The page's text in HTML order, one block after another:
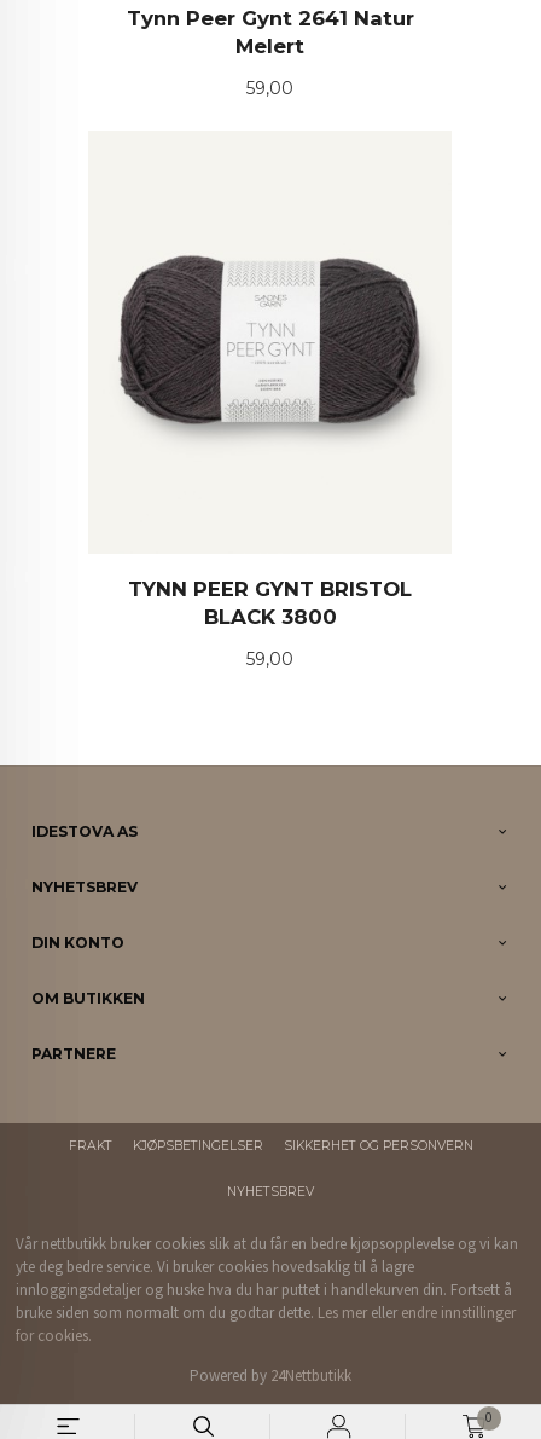
0
Tynn Peer Gynt 2641 Natur
Melert
Pris
59,00
TYNN PEER GYNT BRISTOL
BLACK 3800
Pris
59,00
IDESTOVA AS
NYHETSBREV
DIN KONTO
OM BUTIKKEN
PARTNERE
FRAKT KJØPSBETINGELSER SIKKERHET OG PERSONVERN
NYHETSBREV
Vår nettbutikk bruker cookies slik at du får en bedre kjøpsopplevelse og vi kan
yte deg bedre service. Vi bruker cookies hovedsaklig til å lagre
innloggingsdetaljer og huske hva du har puttet i handlekurven din. Fortsett å
bruke siden som normalt om du godtar dette. Les mer eller endre innstillinger
for cookies.
Powered by 24Nettbutikk